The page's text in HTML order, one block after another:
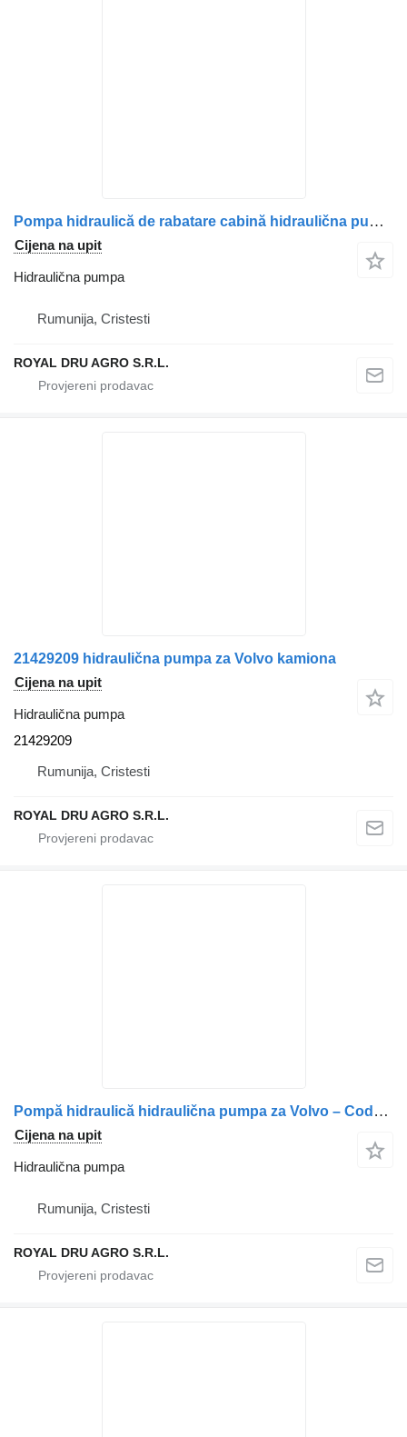
Pompa hidraulică de rabatare cabină hidraulična pumpa za Volvo 20917279 / 20455262 / 85110122 / 3198846 / 20917267 kamiona
Cijena na upit
Hidraulična pumpa
Rumunija, Cristesti
ROYAL DRU AGRO S.R.L.
21429209 hidraulična pumpa za Volvo kamiona
Cijena na upit
Hidraulična pumpa
21429209
Rumunija, Cristesti
ROYAL DRU AGRO S.R.L.
Pompă hidraulică hidraulična pumpa za Volvo – Coduri: 20392953, 20392943 kamiona
Cijena na upit
Hidraulična pumpa
Rumunija, Cristesti
ROYAL DRU AGRO S.R.L.